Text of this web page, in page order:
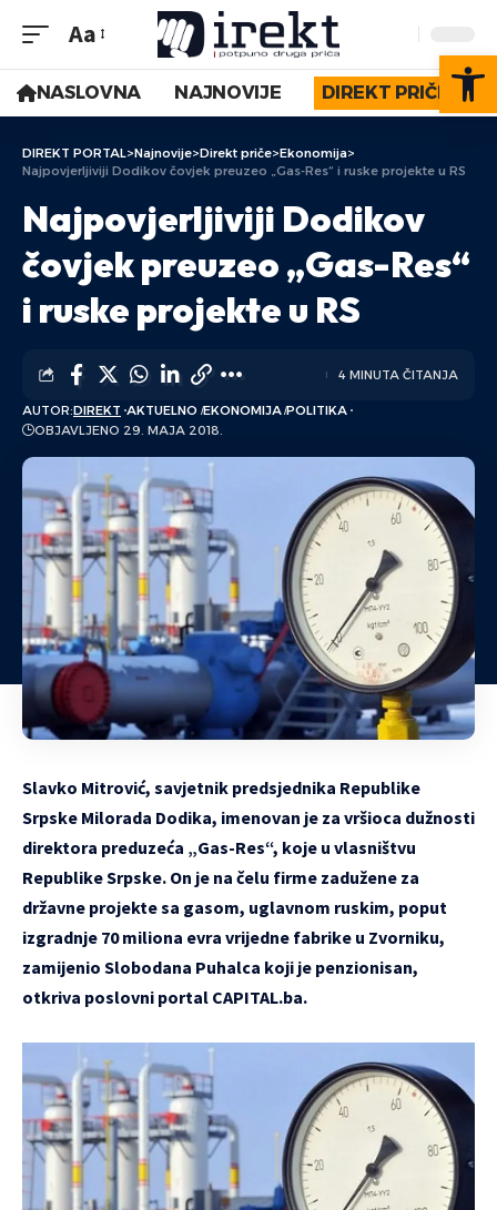
Aa
NASLOVNA NAJNOVIJE DIREKT PRIČE
DIREKT PORTAL>Najnovije>Direkt priče>Ekonomija>
Najpovjerljiviji Dodikov čovjek preuzeo „Gas-Res“ i ruske projekte u RS
Najpovjerljiviji Dodikov
čovjek preuzeo „Gas-Res“
i ruske projekte u RS
AUTOR:DIREKT AKTUELNO EKONOMIJA POLITIKA
OBJAVLJENO 29. MAJA 2018.
4 MINUTA ČITANJA
Slavko Mitrović, savjetnik predsjednika Republike
Srpske Milorada Dodika, imenovan je za vršioca dužnosti
direktora preduzeća „Gas-Res“, koje u vlasništvu
Republike Srpske. On je na čelu firme zadužene za
državne projekte sa gasom, uglavnom ruskim, poput
izgradnje 70 miliona evra vrijedne fabrike u Zvorniku,
zamijenio Slobodana Puhalca koji je penzionisan,
otkriva poslovni portal CAPITAL.ba.